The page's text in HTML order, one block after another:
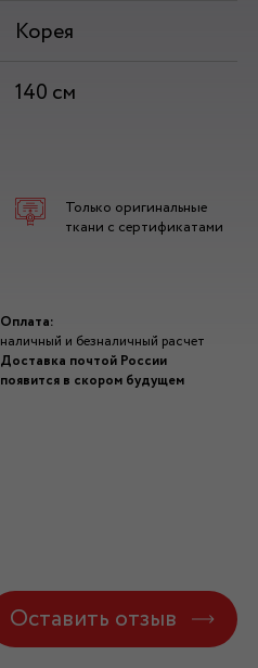
Корея
140 см
Только оригинальные
ткани с сертификатами
Оплата:
наличный и безналичный расчет
Доставка почтой России
появится в скором будущем
Оставить отзыв